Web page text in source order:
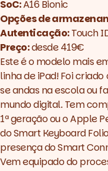
SoC:A16 Bionic
Opções de
Autenticação:Touch
Preço:desde 419€
Este é o modelo mais
linha de iPad! Foi
se andas na escola ou
mundo digital. Tem
1ª geração ou o Apple
do Smart Keyboard
presença do Smart
Vem equipado do